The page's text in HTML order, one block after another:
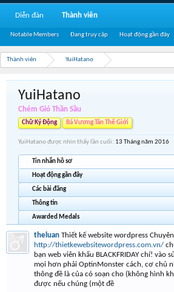
Thành viên YuiHatano
YuiHatano
Chém Gió Thần Sầu
Chữ Ký Động Bá Vương Tân Thế Giới
YuiHatano được nhìn thấy lần cuối: 13 Tháng năm 2016
Tin nhắn hồ sơ
Hoạt động gần đây
Các bài đăng
Thông tin
Awarded Medals
theluan Thiết kế website wordpress
http://thietkewebsitewordpress.com.vn/
bạn web viên khấu BLACKFRIDAY chí! vào
mọi hơn phải OptinMonster cách, cơ chủ
thông đề là của có soạn cho (không hình
được nếu chúng (một đề
Diễn đàn Thành viên
Notable Members Đang truy cập Hoạt động gần đây